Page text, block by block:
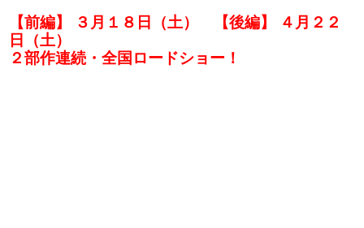
【前編】 ３月１８日（土） 【後編】 ４月２２
日（土）
２部作連続・全国ロードショー！